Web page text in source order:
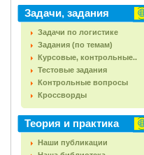
Задачи, задания
Задачи по логистике
Задания (по темам)
Курсовые, контрольные..
Тестовые задания
Контрольные вопросы
Кроссворды
Теория и практика
Наши публикации